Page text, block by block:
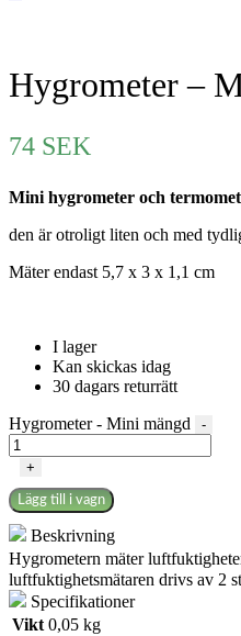
Hygrometer –
74 SEK
Mini hygrometer och
den är otroligt liten och med
Mäter endast 5,7 x 3 x 1,1 cm
I lager
Kan skickas idag
30 dagars returrätt
Hygrometer - Mini mängd
-
+
Lägg till i vagn
Beskrivning
Hygrometern mäter
luftfuktighetsmätaren drivs av 2
Specifikationer
Vikt 0,05 kg